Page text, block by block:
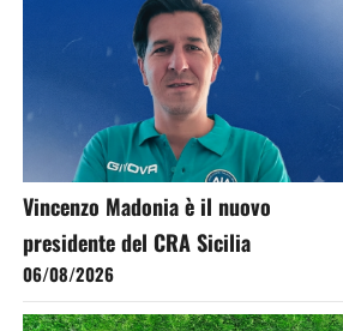
Vincenzo Madonia è il nuovo
presidente del CRA Sicilia
06/08/2026